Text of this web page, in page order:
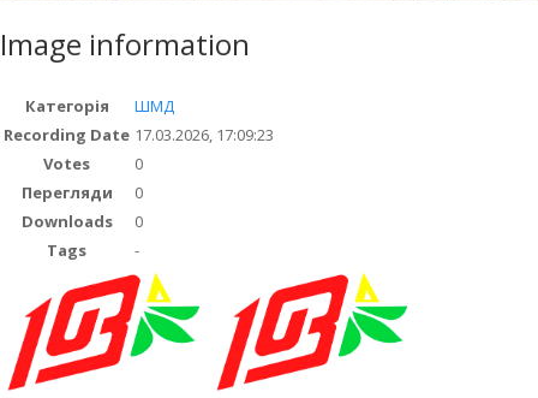
Image information
Категорія
ШМД
Recording Date 17.03.2026, 17:09:23
Votes
0
Перегляди
0
Downloads
0
Tags
-